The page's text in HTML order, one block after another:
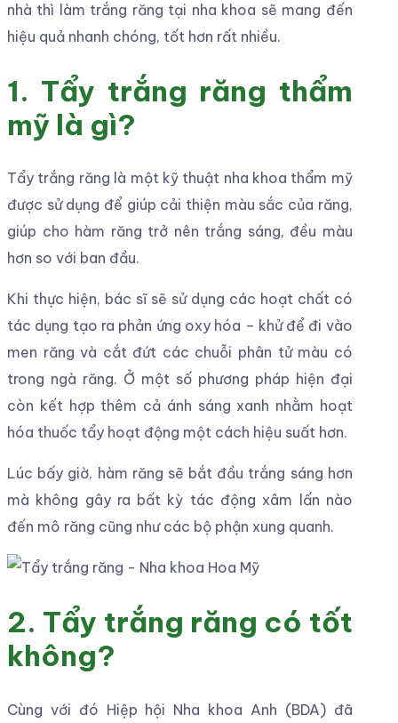
nhà thì làm trắng răng tại nha khoa sẽ mang đến
hiệu quả nhanh chóng, tốt hơn rất nhiều.
1. Tẩy trắng răng thẩm
mỹ là gì?
Tẩy trắng răng là một kỹ thuật nha khoa thẩm mỹ
được sử dụng để giúp cải thiện màu sắc của răng,
giúp cho hàm răng trở nên trắng sáng, đều màu
hơn so với ban đầu.
Khi thực hiện, bác sĩ sẽ sử dụng các hoạt chất có
tác dụng tạo ra phản ứng oxy hóa – khử để đi vào
men răng và cắt đứt các chuỗi phân tử màu có
trong ngà răng. Ở một số phương pháp hiện đại
còn kết hợp thêm cả ánh sáng xanh nhằm hoạt
hóa thuốc tẩy hoạt động một cách hiệu suất hơn.
Lúc bấy giờ, hàm răng sẽ bắt đầu trắng sáng hơn
mà không gây ra bất kỳ tác động xâm lấn nào
đến mô răng cũng như các bộ phận xung quanh.
2. Tẩy trắng răng có tốt
không?
Cùng với đó Hiệp hội Nha khoa Anh (BDA) đã